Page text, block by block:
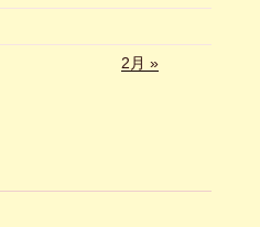
2月 »